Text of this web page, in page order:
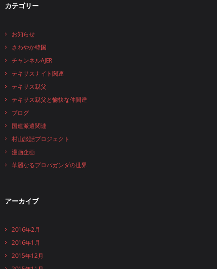
カテゴリー
お知らせ
さわやか韓国
チャンネルAJER
テキサスナイト関連
テキサス親父
テキサス親父と愉快な仲間達
ブログ
国連派遣関連
村山談話プロジェクト
漫画企画
華麗なるプロパガンダの世界
アーカイブ
2016年2月
2016年1月
2015年12月